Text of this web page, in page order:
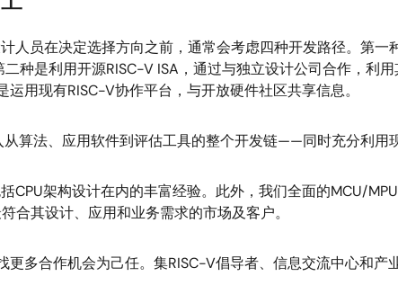
人员在决定选择方向之前，通常会考虑四种开发路径。第
种是利用开源RISC-V ISA，通过与独立设计公司合作，利
用现有RISC-V协作平台，与开放硬件社区共享信息。
算法、应用软件到评估工具的整个开发链——同时充分利用
架构设计在内的丰富经验。此外，我们全面的MCU/
其设计、应用和业务需求的市场及客户。
多合作机会为己任。集RISC-V倡导者、信息交流中心和产